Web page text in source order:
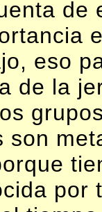
de
eso
de la
por